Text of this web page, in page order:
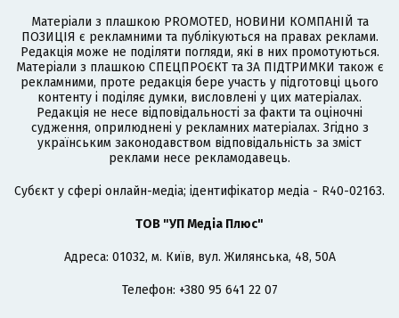
Матеріали з плашкою PROMOTED, НОВИНИ КОМПАНІЙ та
ПОЗИЦІЯ є рекламними та публікуються на правах реклами.
Редакція може не поділяти погляди, які в них промотуються.
Матеріали з плашкою СПЕЦПРОЄКТ та ЗА ПІДТРИМКИ також є
рекламними, проте редакція бере участь у підготовці цього
контенту і поділяє думки, висловлені у цих матеріалах.
Редакція не несе відповідальності за факти та оціночні
судження, оприлюднені у рекламних матеріалах. Згідно з
українським законодавством відповідальність за зміст
реклами несе рекламодавець.
Cубєкт у сфері онлайн-медіа; ідентифікатор медіа - R40-02163.
ТОВ "УП Медіа Плюс"
Адреса: 01032, м. Київ, вул. Жилянська, 48, 50А
Телефон: +380 95 641 22 07